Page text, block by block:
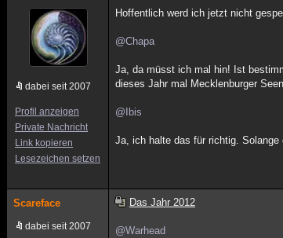
dabei seit 2007
Profil anzeigen
Private Nachricht
Link kopieren
Lesezeichen setzen
Hoffentlich werd ich jetzt nicht
@Chapa
Ja, da müsst ich mal hin! Ist
dieses Jahr mal Mecklenburger
@Ibis
Ja, ich halte das für richtig.
Scareface
dabei seit 2007
Das Jahr 2012
@Warhead